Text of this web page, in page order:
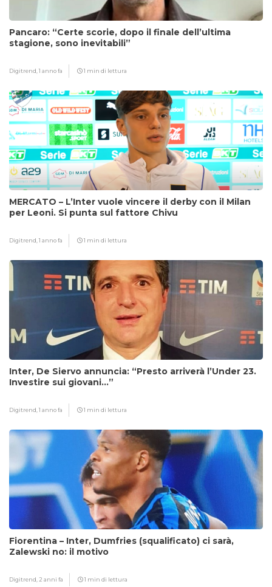
Pancaro: “Certe scorie, dopo il finale dell’ultima
stagione, sono inevitabili”
Digitrend,1 anno fa 1 min di lettura
MERCATO – L’Inter vuole vincere il derby con il Milan
per Leoni. Si punta sul fattore Chivu
Digitrend,1 anno fa 1 min di lettura
Inter, De Siervo annuncia: “Presto arriverà l’Under 23.
Investire sui giovani…”
Digitrend,1 anno fa 1 min di lettura
Fiorentina – Inter, Dumfries (squalificato) ci sarà,
Zalewski no: il motivo
Digitrend, 2 anni fa 1 min di lettura